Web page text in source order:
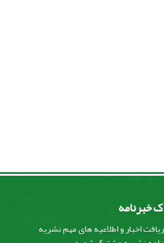
خبرنامه
اخبار و اطلاعیه های مهم نشریه